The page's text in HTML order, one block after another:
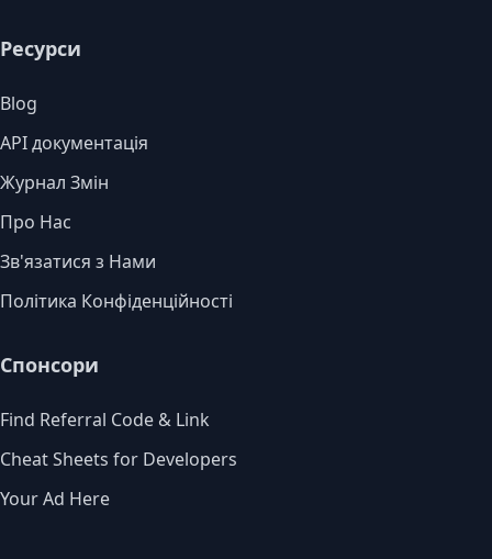
Ресурси
Blog
API документація
Журнал Змін
Про Нас
Зв'язатися з Нами
Політика Конфіденційності
Спонсори
Find Referral Code & Link
Cheat Sheets for Developers
Your Ad Here